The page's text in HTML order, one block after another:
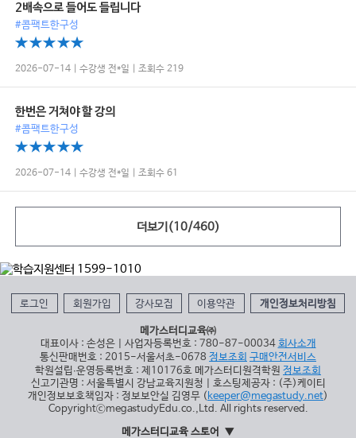
2배속으로 들어도 들립니다
#콤팩트한구성
2026-07-14 | 수강생 전*일 | 조회수 219
한번은 거쳐야 할 강의
#콤팩트한구성
2026-07-14 | 수강생 전*일 | 조회수 61
더보기(10/460)
로그인 회원가입 강사모집 이용약관 개인정보처리방침
메가스터디교육㈜
대표이사 : 손성은 | 사업자등록번호 : 780-87-00034 회사소개
통신판매번호 : 2015-서울서초-0678 정보조회 구매안전서비스
학원설립∙운영등록번호 : 제10176호 메가스터디원격학원 정보조회
신고기관명 : 서울특별시 강남교육지원청 | 호스팅제공자 : (주)케이티
개인정보보호책임자 : 정보보안실 김영무 ( keeper@megastudy.net)
CopyrightⓒmegastudyEdu.co.,Ltd. All rights reserved.
메가스터디교육 스토어